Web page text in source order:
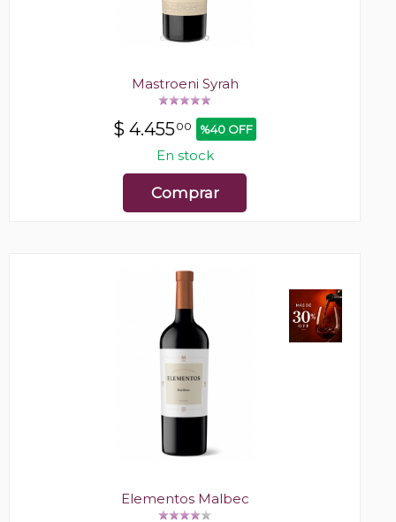
Mastroeni Syrah
$ 4.45500 %40 OFF
En stock
Comprar
Elementos Malbec